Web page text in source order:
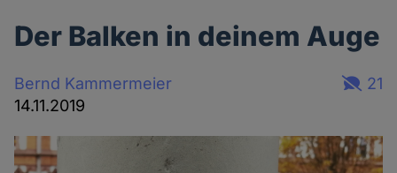
Der Balken in deinem Auge
Bernd Kammermeier
14.11.2019
21